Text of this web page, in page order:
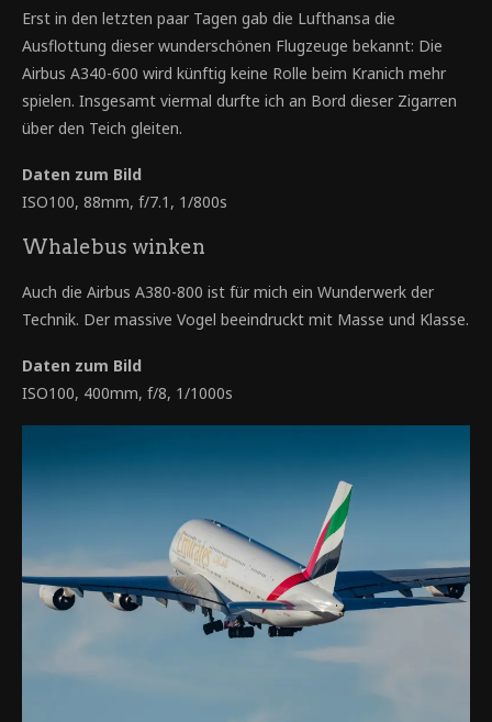
Erst in den letzten paar Tagen gab die Lufthansa die
Ausflottung dieser wunderschönen Flugzeuge bekannt: Die
Airbus A340-600 wird künftig keine Rolle beim Kranich mehr
spielen. Insgesamt viermal durfte ich an Bord dieser Zigarren
über den Teich gleiten.
Daten zum Bild
ISO100, 88mm, f/7.1, 1/800s
Whalebus winken
Auch die Airbus A380-800 ist für mich ein Wunderwerk der
Technik. Der massive Vogel beeindruckt mit Masse und Klasse.
Daten zum Bild
ISO100, 400mm, f/8, 1/1000s